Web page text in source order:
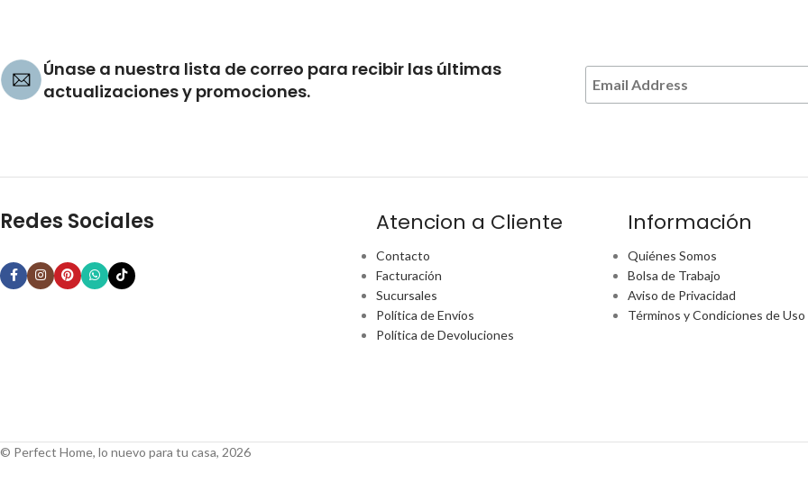
Únase a nuestra lista de correo para recibir las últimas
actualizaciones y promociones.
Redes Sociales Atencion a Cliente
Contacto
Facturación
Sucursales
Política de Envíos
Política de Devoluciones
Información
Quiénes Somos
Bolsa de Trabajo
Aviso de Privacidad
Términos y Condiciones de Uso
© Perfect Home, lo nuevo para tu casa, 2026